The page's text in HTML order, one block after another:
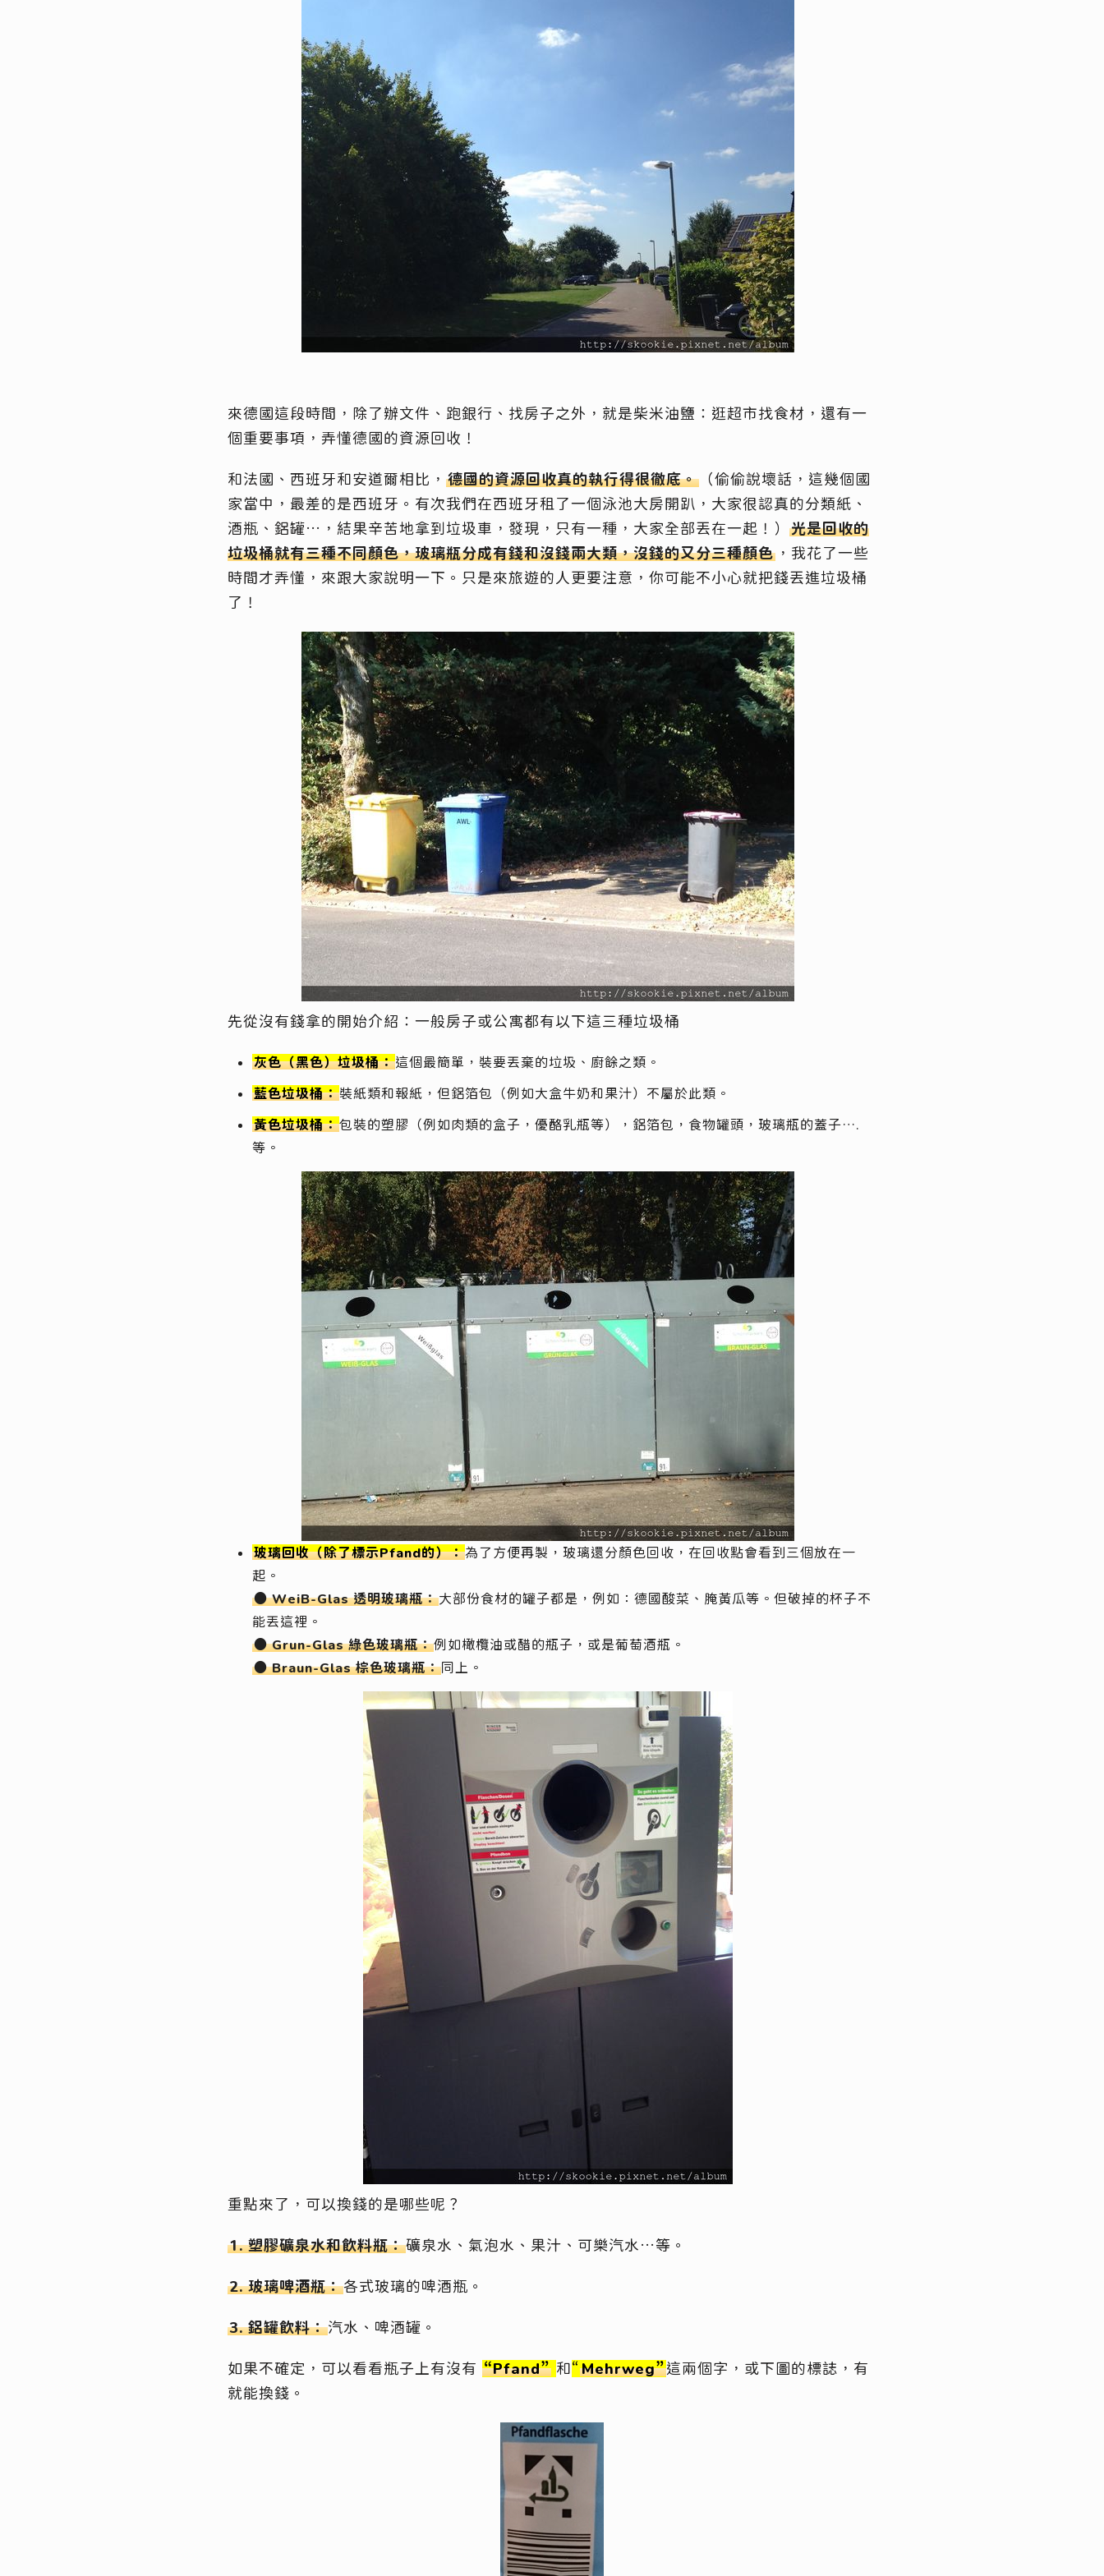
來德國這段時間，除了辦文件、跑銀行、找房子之外，就是柴米油鹽：逛超市找食材，還有一
個重要事項，弄懂德國的資源回收！
和法國、西班牙和安道爾相比， 德國的資源回收真的執行得很徹底。（偷偷說壞話，這幾個國
家當中，最差的是西班牙。有次我們在西班牙租了一個泳池大房開趴，大家很認真的分類紙、
酒瓶、鋁罐…，結果辛苦地拿到垃圾車，發現，只有一種，大家全部丟在一起！） 光是回收的
垃圾桶就有三種不同顏色，玻璃瓶分成有錢和沒錢兩大類，沒錢的又分三種顏色，我花了一些
時間才弄懂，來跟大家說明一下。只是來旅遊的人更要注意，你可能不小心就把錢丟進垃圾桶
了！
先從沒有錢拿的開始介紹：一般房子或公寓都有以下這三種垃圾桶
灰色（黑色）垃圾桶：這個最簡單，裝要丟棄的垃圾、廚餘之類。
藍色垃圾桶：裝紙類和報紙，但鋁箔包（例如大盒牛奶和果汁）不屬於此類。
黃色垃圾桶：包裝的塑膠（例如肉類的盒子，優酪乳瓶等），鋁箔包，食物罐頭，玻璃瓶的蓋子….
等。
玻璃回收（除了標示Pfand的）：為了方便再製，玻璃還分顏色回收，在回收點會看到三個放在一
起。
● WeiB-Glas 透明玻璃瓶：大部份食材的罐子都是，例如：德國酸菜、腌黃瓜等。但破掉的杯子不
能丟這裡。
● Grun-Glas 綠色玻璃瓶：例如橄欖油或醋的瓶子，或是葡萄酒瓶。
● Braun-Glas 棕色玻璃瓶：同上。
重點來了，可以換錢的是哪些呢？
1. 塑膠礦泉水和飲料瓶：礦泉水、氣泡水、果汁、可樂汽水…等。
2. 玻璃啤酒瓶：各式玻璃的啤酒瓶。
3. 鋁罐飲料：汽水、啤酒罐。
如果不確定，可以看看瓶子上有沒有 “Pfand” 和“ Mehrweg”這兩個字，或下圖的標誌，有
就能換錢。